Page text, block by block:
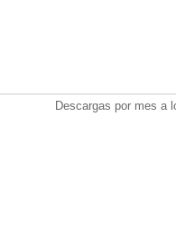
Descargas por mes a